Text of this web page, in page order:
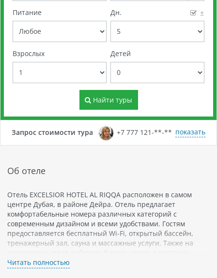
Питание Дн. ±
Взрослых Детей
Найти туры
Запрос стоимости тура +7 777 121-**-** показать
Об отеле
Отель EXCELSIOR HOTEL AL RIQQA расположен в самом
центре Дубая, в районе Дейра. Отель предлагает
комфортабельные номера различных категорий с
современным дизайном и всеми удобствами. Гостям
предоставляется бесплатный Wi-Fi, открытый бассейн,
тренажерный зал, сауна и массажные услуги. Также на
Район Дейра - это современный район с разнообразной
Читать полностью